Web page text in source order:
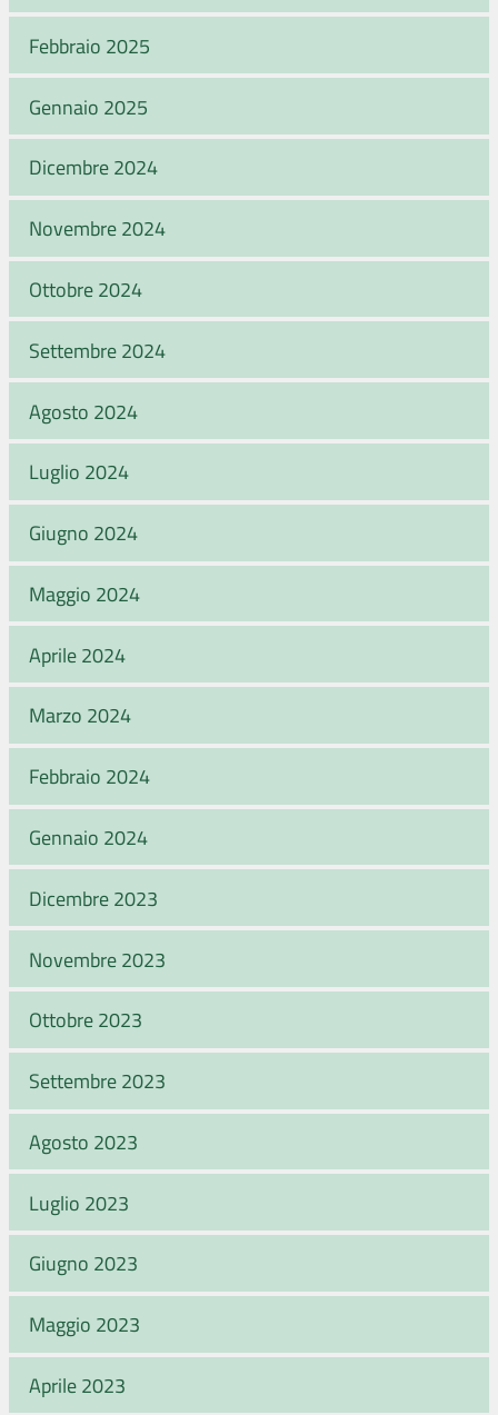
Febbraio 2025
Gennaio 2025
Dicembre 2024
Novembre 2024
Ottobre 2024
Settembre 2024
Agosto 2024
Luglio 2024
Giugno 2024
Maggio 2024
Aprile 2024
Marzo 2024
Febbraio 2024
Gennaio 2024
Dicembre 2023
Novembre 2023
Ottobre 2023
Settembre 2023
Agosto 2023
Luglio 2023
Giugno 2023
Maggio 2023
Aprile 2023